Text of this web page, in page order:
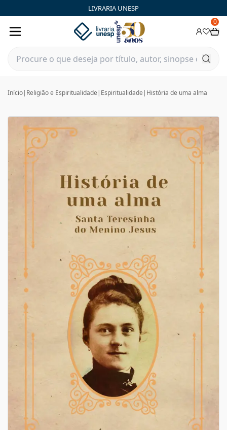
LIVRARIA UNESP
0
Início| Religião e Espiritualidade | Espiritualidade | História de uma alma